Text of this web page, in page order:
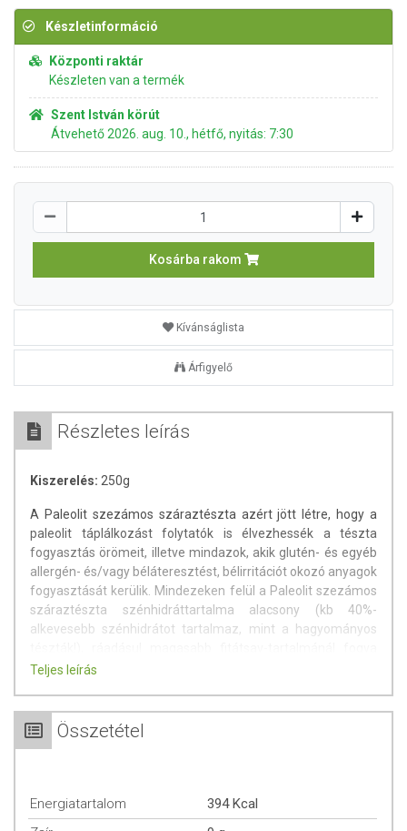
Készletinformáció
Központi raktár
Készleten van a termék
Szent István körút
Átvehető 2026. aug. 10., hétfő, nyitás: 7:30
Kosárba rakom
Kívánságlista
Árfigyelő
Részletes leírás
Kiszerelés: 250g
A Paleolit szezámos száraztészta azért jött létre, hogy a
paleolit táplálkozást folytatók is élvezhessék a tészta
fogyasztás örömeit, illetve mindazok, akik glutén- és egyéb
allergén- és/vagy béláteresztést, bélirritációt okozó anyagok
fogyasztását kerülik. Mindezeken felül a Paleolit szezámos
száraztészta szénhidráttartalma alacsony (kb 40%-
alkevesebb szénhidrátot tartalmaz, mint a hagyományos
ennek a kevés szénhidrátnak is csak töredéke szívódik föl,
cukorbetegeknek és fogyókúrázóknak is ajánlható.
Ezek pedig mind-mind növelnék a béláteresztést,
bélgyulladást. A szaponinok apró lyukakat fúrhatnak a
Teljes leírás
Összetétel
Energiatartalom
394 Kcal